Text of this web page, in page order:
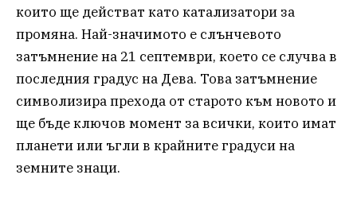
които ще действат като катализатори за
промяна. Най-значимото е слънчевото
затъмнение на 21 септември, което се случва в
последния градус на Дева. Това затъмнение
символизира прехода от старото към новото и
ще бъде ключов момент за всички, които имат
планети или ъгли в крайните градуси на
земните знаци.